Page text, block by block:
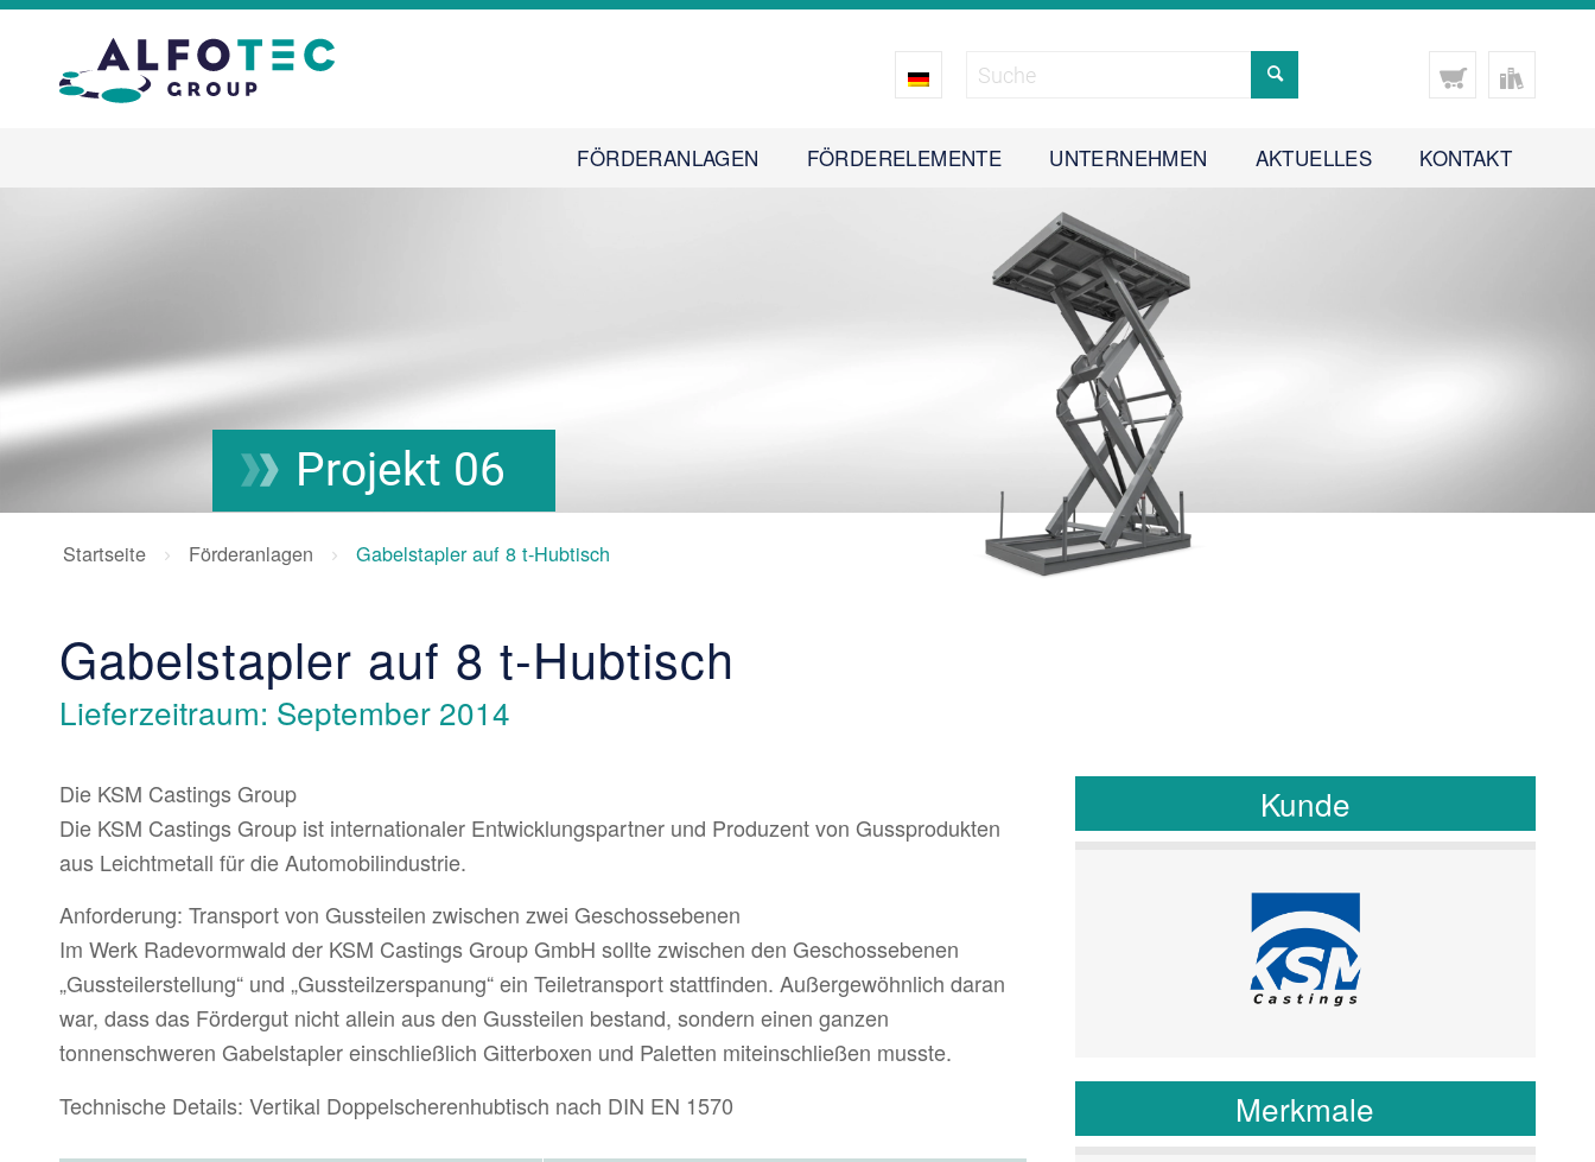
FÖRDERANLAGEN FÖRDERELEMENTE UNTERNEHMEN AKTUELLES KONTAKT
Projekt 06
Startseite Förderanlagen Gabelstapler auf 8 t-Hubtisch
Gabelstapler auf 8 t-Hubtisch
Lieferzeitraum: September 2014
Die KSM Castings Group
Die KSM Castings Group ist internationaler Entwicklungspartner und Produzent von Gussprodukten
aus Leichtmetall für die Automobilindustrie.
Anforderung: Transport von Gussteilen zwischen zwei Geschossebenen
Im Werk Radevormwald der KSM Castings Group GmbH sollte zwischen den Geschossebenen
„Gussteilerstellung“ und „Gussteilzerspanung“ ein Teiletransport stattfinden. Außergewöhnlich daran
war, dass das Fördergut nicht allein aus den Gussteilen bestand, sondern einen ganzen
tonnenschweren Gabelstapler einschließlich Gitterboxen und Paletten miteinschließen musste.
Technische Details: Vertikal Doppelscherenhubtisch nach DIN EN 1570
Kunde
Merkmale